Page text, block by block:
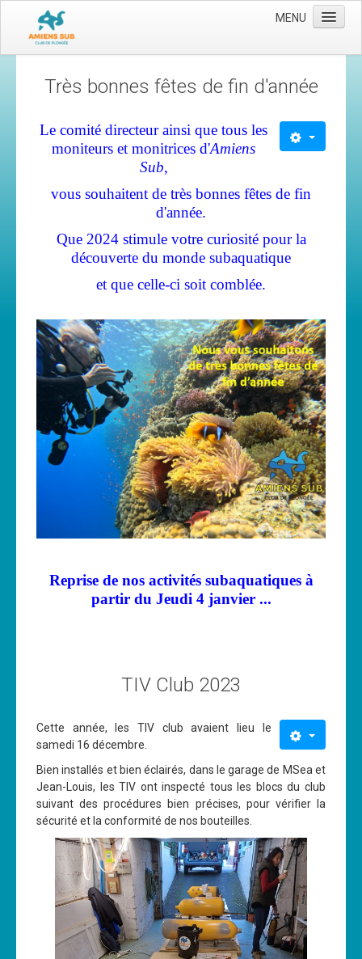
MENU
Les moyens
L'équipe
Apnée
Plongée adultes
Plongée enfants
Adhérer
Les News
Dernières nouvelles
Archives
Calendrier
Voyages et séjours
Les formations
Nitrox
Cours
Annonces
Très bonnes fêtes de fin d'année
Le comité directeur ainsi que tous les
moniteurs et monitrices d'Amiens
Sub,
vous souhaitent de très bonnes fêtes de fin
d'année.
Que 2024 stimule votre curiosité pour la
découverte du monde subaquatique
et que celle-ci soit comblée.
Reprise de nos activités subaquatiques à
partir du Jeudi 4 janvier ...
TIV Club 2023
Cette année, les TIV club avaient lieu le
samedi 16 décembre.
Bien installés et bien éclairés, dans le garage de MSea et
Jean-Louis, les TIV ont inspecté tous les blocs du club
suivant des procédures bien précises, pour vérifier la
sécurité et la conformité de nos bouteilles.